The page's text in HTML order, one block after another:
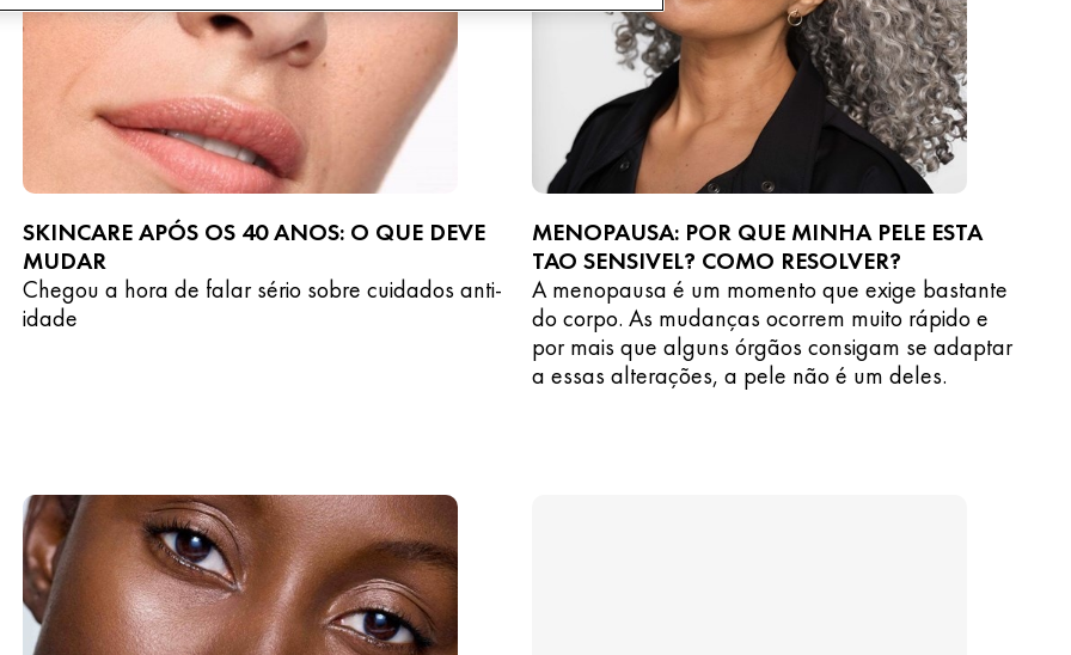
SKINCARE APÓS OS 40 ANOS: O QUE DEVE
MUDAR
Chegou a hora de falar sério sobre cuidados anti-
idade
MENOPAUSA: POR QUE MINHA PELE ESTA
TAO SENSIVEL? COMO RESOLVER?
A menopausa é um momento que exige bastante
do corpo. As mudanças ocorrem muito rápido e
por mais que alguns órgãos consigam se adaptar
a essas alterações, a pele não é um deles.